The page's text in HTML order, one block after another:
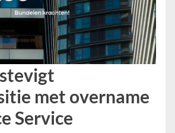
met overname
Service